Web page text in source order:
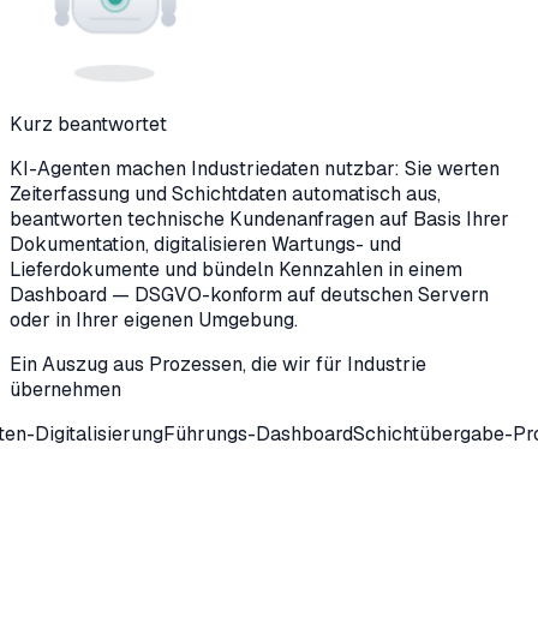
Kurz beantwortet
KI-Agenten machen Industriedaten nutzbar: Sie werten
Zeiterfassung und Schichtdaten automatisch aus,
beantworten technische Kundenanfragen auf Basis Ihrer
Dokumentation, digitalisieren Wartungs- und
Lieferdokumente und bündeln Kennzahlen in einem
Dashboard — DSGVO-konform auf deutschen Servern
oder in Ihrer eigenen Umgebung.
Ein Auszug aus Prozessen, die wir für Industrie
übernehmen
Führungs-DashboardSchichtübergabe-Protokolle